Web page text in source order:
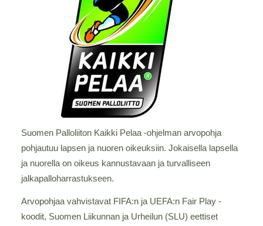
Suomen Palloliiton Kaikki Pelaa -ohjelman arvopohja
pohjautuu lapsen ja nuoren oikeuksiin. Jokaisella lapsella
ja nuorella on oikeus kannustavaan ja turvalliseen
jalkapalloharrastukseen.
Arvopohjaa vahvistavat FIFA:n ja UEFA:n Fair Play -
koodit, Suomen Liikunnan ja Urheilun (SLU) eettiset